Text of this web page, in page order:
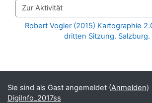
Zur Aktivität
Robert Vogler (2015) Kartographie
dritten Sitzung.
Ergänzungsblöcke
Sie sind als Gast angemeldet (Anmelden)
DigiInfo_2017ss